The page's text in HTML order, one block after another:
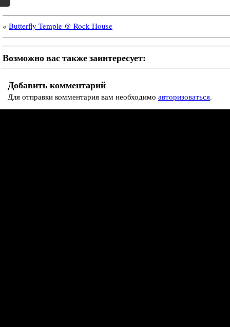
« Butterfly Temple @ Rock House
Возможно вас также заинтересует:
Добавить комментарий
Для отправки комментария вам необходимо авторизоваться.